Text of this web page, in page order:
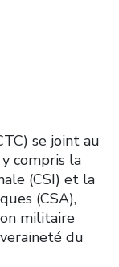
se joint au
compris la
(CSI) et la
(CSA),
militaire
du